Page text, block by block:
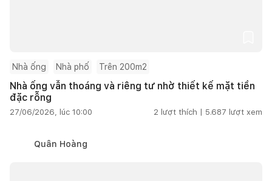
Nhà ống Nhà phố Trên 200m2
Nhà ống vẫn thoáng và riêng tư nhờ thiết kế mặt tiền
đặc rỗng
27/06/2026, lúc 10:00 2 lượt thích | 5.687 lượt xem
Quân Hoàng